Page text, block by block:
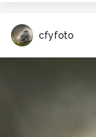
cfyfoto